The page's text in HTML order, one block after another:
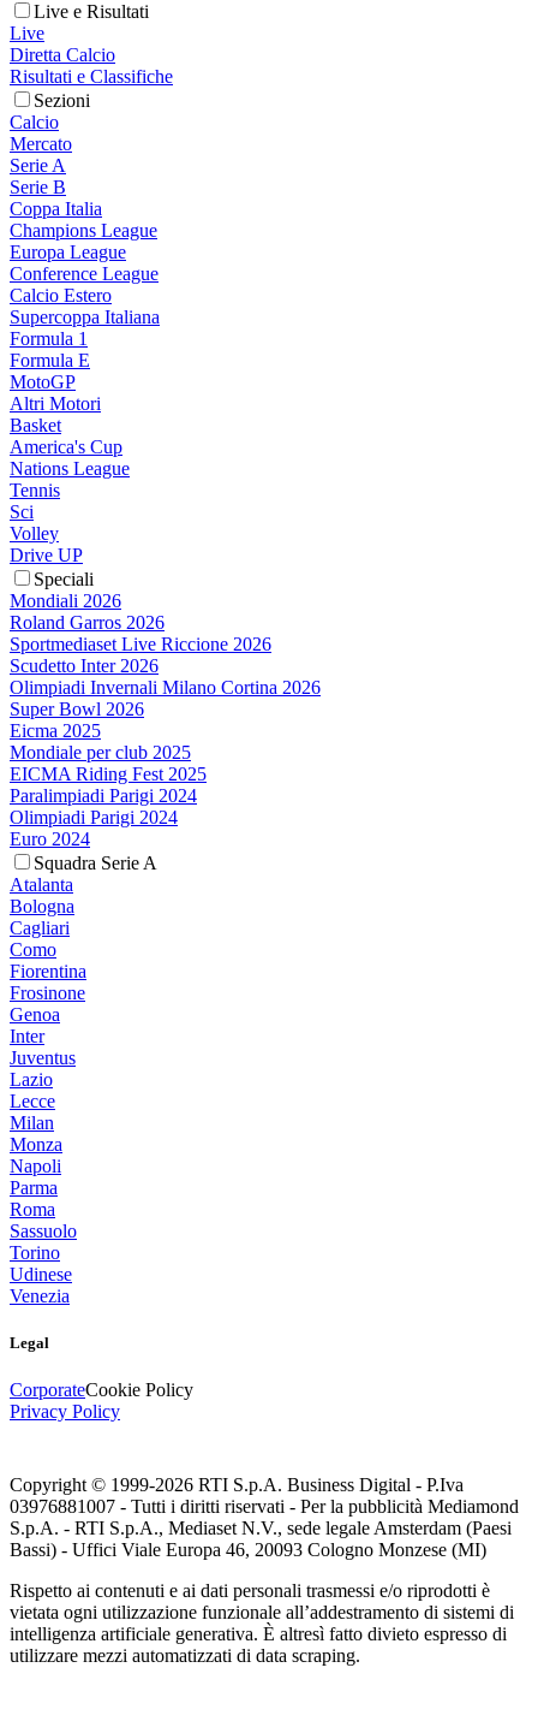
Live e Risultati
Live
Diretta Calcio
Risultati e Classifiche
Sezioni
Calcio
Mercato
Serie A
Serie B
Coppa Italia
Champions League
Europa League
Conference League
Calcio Estero
Supercoppa Italiana
Formula 1
Formula E
MotoGP
Altri Motori
Basket
America's Cup
Nations League
Tennis
Sci
Volley
Drive UP
Speciali
Mondiali 2026
Roland Garros 2026
Sportmediaset Live Riccione 2026
Scudetto Inter 2026
Olimpiadi Invernali Milano Cortina 2026
Super Bowl 2026
Eicma 2025
Mondiale per club 2025
EICMA Riding Fest 2025
Paralimpiadi Parigi 2024
Olimpiadi Parigi 2024
Euro 2024
Squadra Serie A
Atalanta
Bologna
Cagliari
Como
Fiorentina
Frosinone
Genoa
Inter
Juventus
Lazio
Lecce
Milan
Monza
Napoli
Parma
Roma
Sassuolo
Torino
Udinese
Venezia
Legal
CorporateCookie Policy
Privacy Policy
Copyright © 1999-2026 RTI S.p.A. Business Digital - P.Iva
03976881007 - Tutti i diritti riservati - Per la pubblicità Mediamond
S.p.A. - RTI S.p.A., Mediaset N.V., sede legale Amsterdam (Paesi
Bassi) - Uffici Viale Europa 46, 20093 Cologno Monzese (MI)
Rispetto ai contenuti e ai dati personali trasmessi e/o riprodotti è
vietata ogni utilizzazione funzionale all’addestramento di sistemi di
intelligenza artificiale generativa. È altresì fatto divieto espresso di
utilizzare mezzi automatizzati di data scraping.